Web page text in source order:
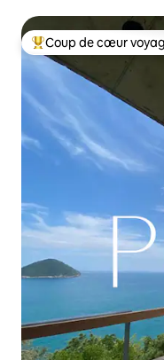
Coup de cœur
Coup de cœur